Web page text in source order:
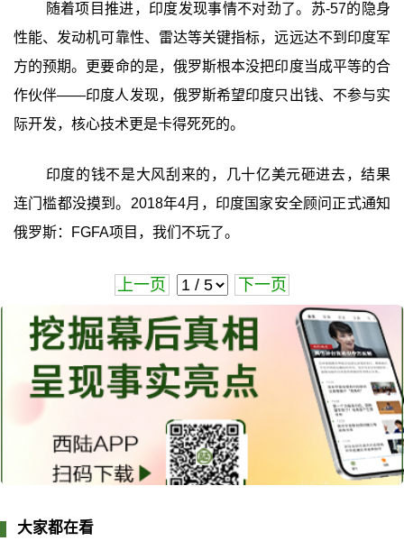
随着项目推进，印度发现事情不对劲了。苏-57的隐身
性能、发动机可靠性、雷达等关键指标，远远达不到印度军
方的预期。更要命的是，俄罗斯根本没把印度当成平等的合
作伙伴——印度人发现，俄罗斯希望印度只出钱、不参与实
际开发，核心技术更是卡得死死的。
印度的钱不是大风刮来的，几十亿美元砸进去，结果
连门槛都没摸到。2018年4月，印度国家安全顾问正式通知
俄罗斯：FGFA项目，我们不玩了。
上一页 下一页
大家都在看